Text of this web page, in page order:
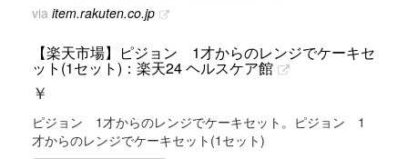
via item.rakuten.co.jp
【楽天市場】ピジョン 1才からのレンジでケーキセ
ット(1セット)：楽天24 ヘルスケア館
￥
ピジョン 1才からのレンジでケーキセット。ピジョン 1
才からのレンジでケーキセット(1セット)